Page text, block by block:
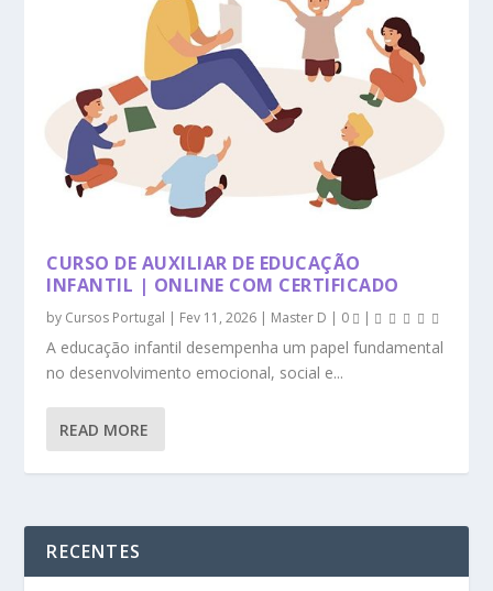
CURSO DE AUXILIAR DE EDUCAÇÃO
INFANTIL | ONLINE COM CERTIFICADO
by Cursos Portugal | Fev 11, 2026 | Master D | 0 |
A educação infantil desempenha um papel fundamental
no desenvolvimento emocional, social e...
READ MORE
RECENTES